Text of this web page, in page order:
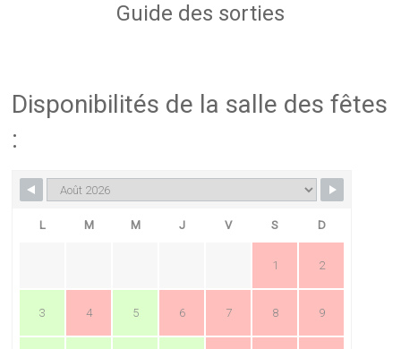
Guide des sorties
Disponibilités de la salle des fêtes
:
L M M J V S D
1 2
3 4 5 6 7 8 9